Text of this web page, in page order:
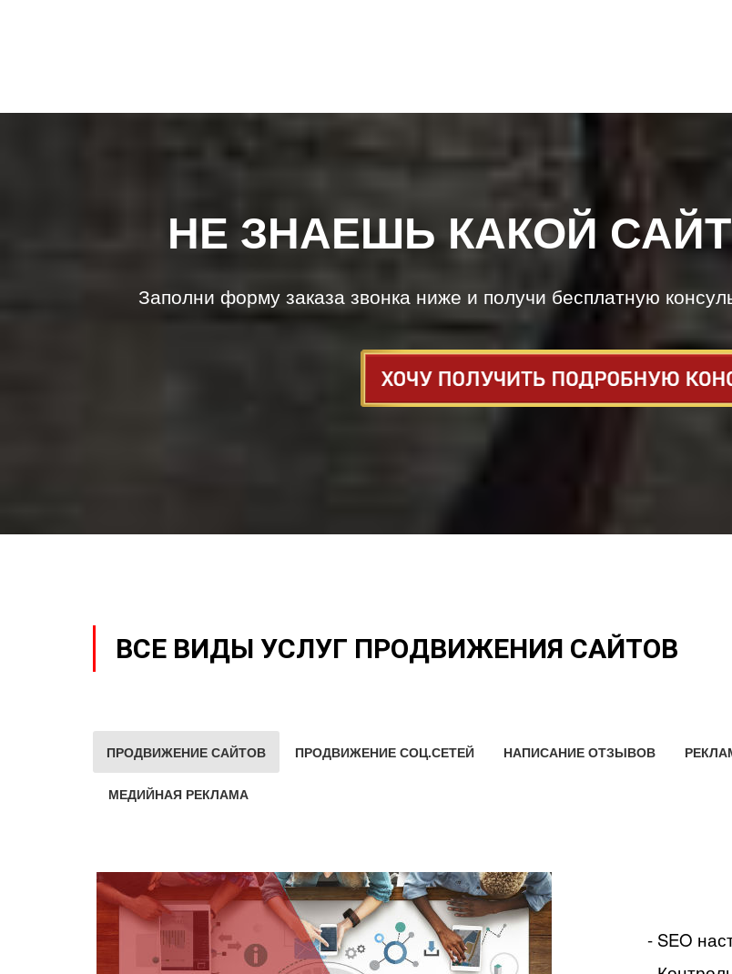
НЕ ЗНАЕШЬ КАКОЙ
Заполни форму заказа звонка ниже и получи бесплатную
ВСЕ ВИДЫ УСЛУГ ПРОДВИЖЕНИЯ САЙТОВ
ПРОДВИЖЕНИЕ САЙТОВ ПРОДВИЖЕНИЕ СОЦ.СЕТЕЙ НАПИСАНИЕ ОТЗЫВОВ
МЕДИЙНАЯ РЕКЛАМА
- SEO